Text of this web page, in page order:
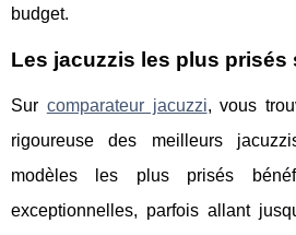
budget.
Les jacuzzis les plus prisés
Sur comparateur jacuzzi, vous
rigoureuse des meilleurs
modèles les plus prisés
exceptionnelles, parfois allant